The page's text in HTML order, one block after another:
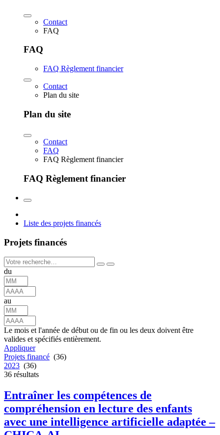
Contact
FAQ
FAQ
FAQ Règlement financier
Contact
Plan du site
Plan du site
Contact
FAQ
FAQ Règlement financier
FAQ Règlement financier
Liste des projets financés
Projets financés
du
au
Le mois et l'année de début ou de fin ou les deux doivent être
valides et spécifiés entièrement.
Appliquer
Projets financé (36)
2023 (36)
36 résultats
Entraîner les compétences de
compréhension en lecture des enfants
avec une intelligence artificielle adaptée –